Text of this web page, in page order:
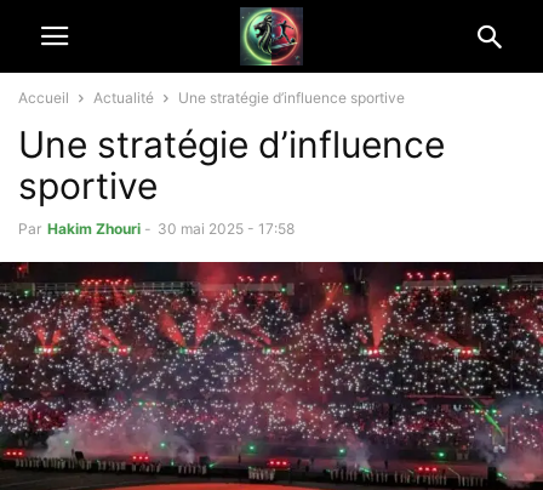
Accueil Actualité Une stratégie d’influence sportive
Une stratégie d’influence
sportive
Par Hakim Zhouri - 30 mai 2025 - 17:58